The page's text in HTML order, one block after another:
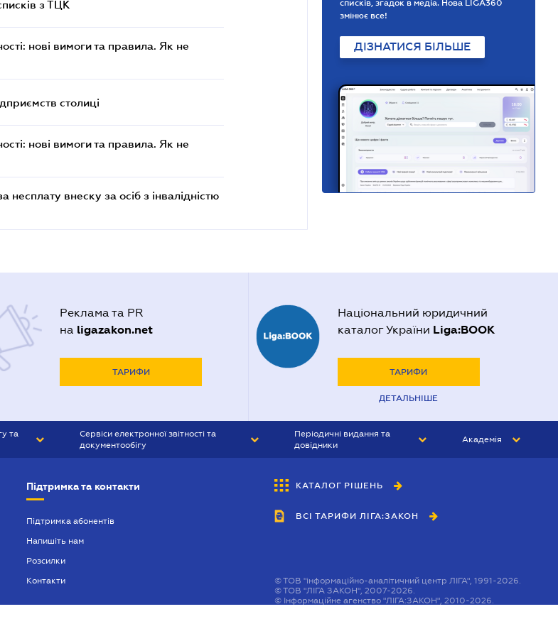
з ТЦК
нові вимоги та правила. Як не
столиці
нові вимоги та правила. Як не
внеску за осіб з інвалідністю
списків, згадок в медіа. Нова LIGA360
змінює все!
ДІЗНАТИСЯ БІЛЬШЕ
Реклама та PR
на ligazakon.net
ТАРИФИ
Національний юридичний
каталог України Liga:BOOK
ТАРИФИ
ДЕТАЛЬНІШЕ
та
Сервіси електронної звітності та
документообігу
Періодичні видання та
довідники
БУХГАЛТЕР&ЗАКОН
ВІСНИК МСФЗ
Академія
Підтримка та контакти
Підтримка абонентів
Напишіть нам
Розсилки
Контакти
КАТАЛОГ РІШЕНЬ
ВСІ ТАРИФИ ЛІГА:ЗАКОН
©ТОВ "інформаційно-аналітичний центр ЛІГА", 1991-2026.
©ТОВ "ЛІГА ЗАКОН", 2007-2026.
© Інформаційне агенство "ЛІГА:ЗАКОН", 2010-2026.